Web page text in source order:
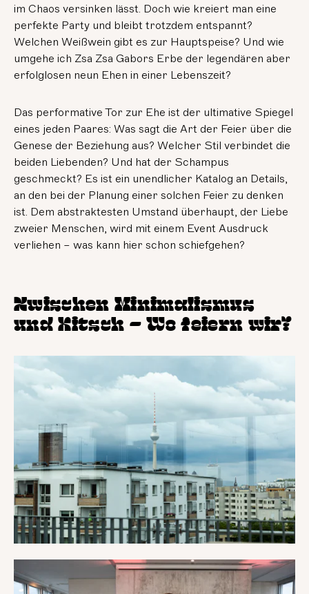
im Chaos versinken lässt. Doch wie kreiert man eine
perfekte Party und bleibt trotzdem entspannt?
Welchen Weißwein gibt es zur Hauptspeise? Und wie
umgehe ich Zsa Zsa Gabors Erbe der legendären aber
erfolglosen neun Ehen in einer Lebenszeit?
Das performative Tor zur Ehe ist der ultimative Spiegel
eines jeden Paares: Was sagt die Art der Feier über die
Genese der Beziehung aus? Welcher Stil verbindet die
beiden Liebenden? Und hat der Schampus
geschmeckt? Es ist ein unendlicher Katalog an Details,
an den bei der Planung einer solchen Feier zu denken
ist. Dem abstraktesten Umstand überhaupt, der Liebe
zweier Menschen, wird mit einem Event Ausdruck
verliehen – was kann hier schon schiefgehen?
Zwischen Minimalismus
und Kitsch – Wo feiern wir?